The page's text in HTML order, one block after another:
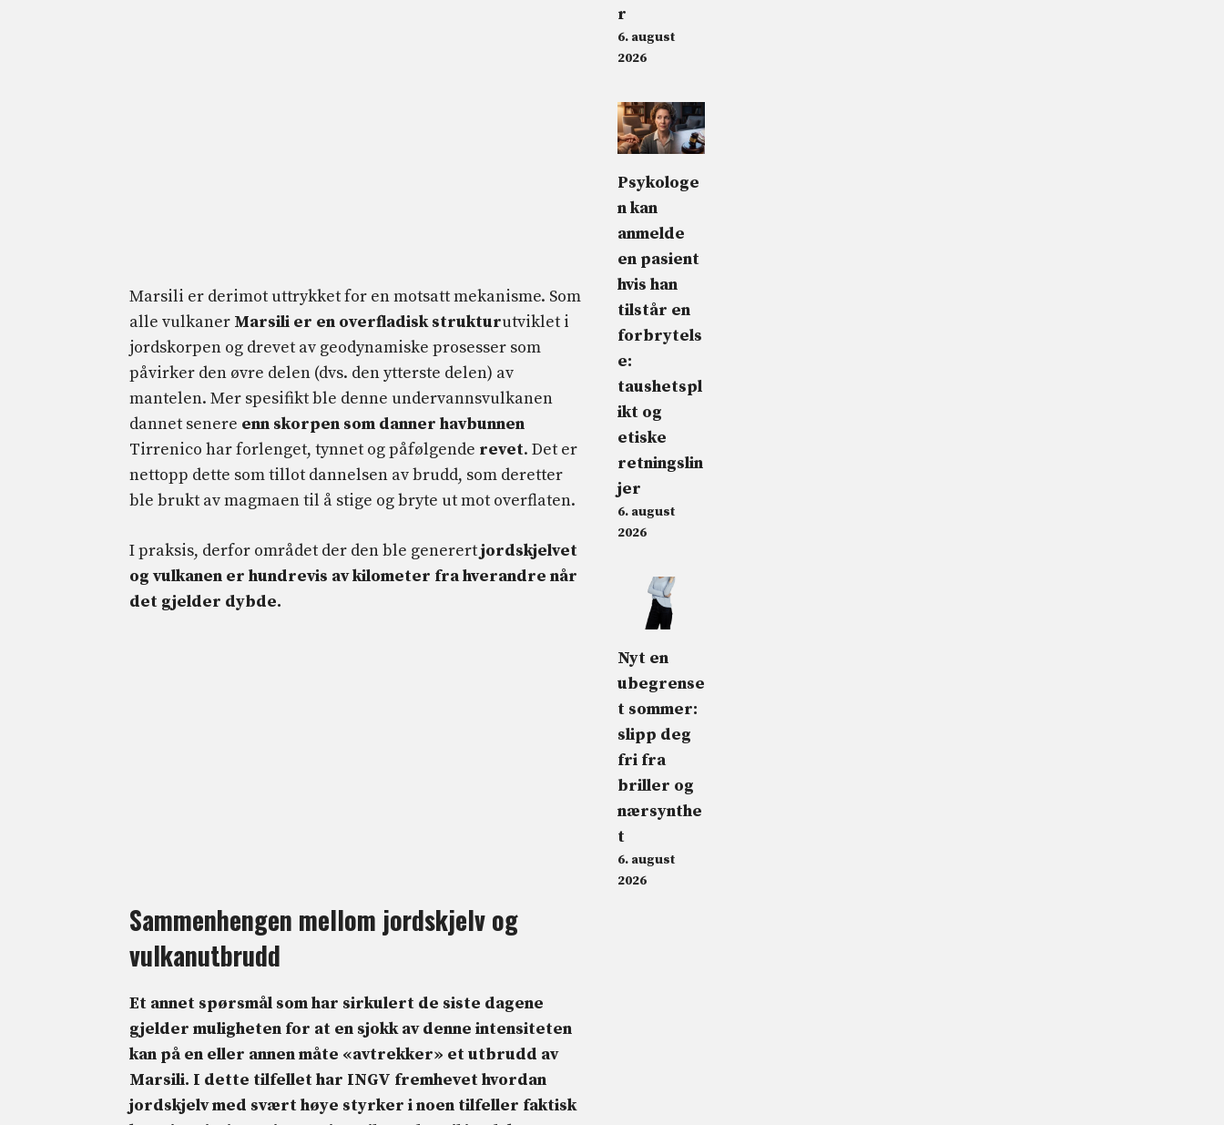
Marsili er derimot uttrykket for en motsatt mekanisme. Som
alle vulkaner Marsili er en overfladisk strukturutviklet i
jordskorpen og drevet av geodynamiske prosesser som
påvirker den øvre delen (dvs. den ytterste delen) av
mantelen. Mer spesifikt ble denne undervannsvulkanen
dannet senere enn skorpen som danner havbunnen
Tirrenico har forlenget, tynnet og påfølgende revet. Det er
nettopp dette som tillot dannelsen av brudd, som deretter
ble brukt av magmaen til å stige og bryte ut mot overflaten.
I praksis, derfor området der den ble generertjordskjelvet
og vulkanen er hundrevis av kilometer fra hverandre når
det gjelder dybde.
Sammenhengen mellom jordskjelv og
vulkanutbrudd
Et annet spørsmål som har sirkulert de siste dagene
gjelder muligheten for at en sjokkav denne intensiteten
kan på en eller annen måte «avtrekker» et utbrudd av
Marsili. I dette tilfellet har INGV fremhevet hvordan
jordskjelv med svært høye styrker i noen tilfeller faktisk
r
6. august
2026
Psykologe
n kan
anmelde
en pasient
hvis han
tilstår en
forbrytels
e:
taushetspl
ikt og
etiske
retningslin
jer
6. august
2026
Nyt en
ubegrense
t sommer:
slipp deg
fri fra
briller og
nærsynthe
t
6. august
2026